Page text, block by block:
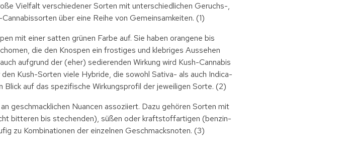
Vielfalt verschiedener Sorten mit unterschiedlichen Geruchs-,
über eine Reihe von Gemeinsamkeiten. (1)
mit einer satten grünen Farbe auf. Sie haben orangene bis
die den Knospen ein frostiges und klebriges Aussehen
aufgrund der (eher) sedierenden Wirkung wird Kush-Cannabis
Kush-Sorten viele Hybride, die sowohl Sativa- als auch Indica-
auf das spezifische Wirkungsprofil der jeweiligen Sorte. (2)
geschmacklichen Nuancen assoziiert. Dazu gehören Sorten mit
bitteren bis stechenden), süßen oder kraftstoffartigen (benzin-
zu Kombinationen der einzelnen Geschmacksnoten. (3)